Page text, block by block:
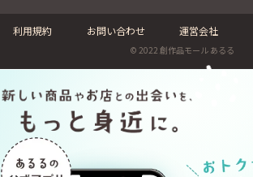
利用規約 お問い合わせ 運営会社
© 2022 創作品モール あるる